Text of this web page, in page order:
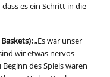
es ein Schritt in die
„Es war unser
wir etwas nervös
des Spiels waren